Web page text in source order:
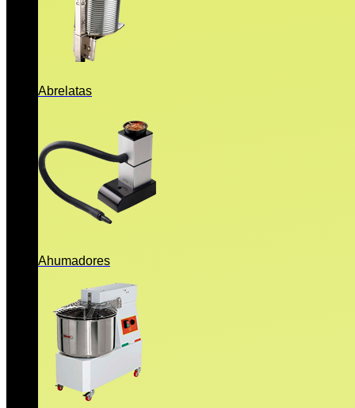
Abrelatas
Ahumadores